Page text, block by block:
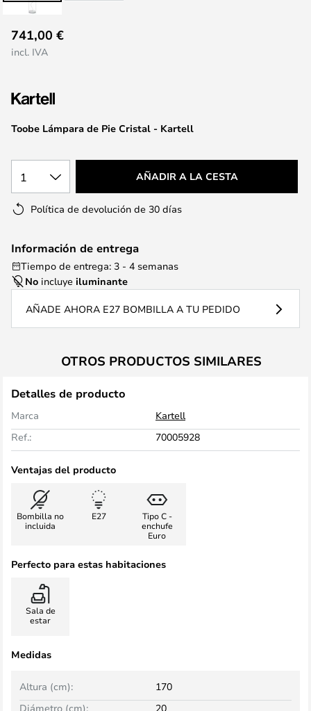
comienzo
la
galería
deToobe Lámpara de Pie Cristal - Kartell
741,00 €
incl. IVA
1 AÑADIR A LA CESTA
Política de devolución de 30 días
Información de entrega
Tiempo de entrega: 3 - 4 semanas
No incluye iluminante
AÑADE AHORA E27 BOMBILLA A TU PEDIDO
OTROS PRODUCTOS SIMILARES
Detalles de producto
Marca
Kartell
Ref.:
70005928
Ventajas del producto
Bombilla no
incluida
E27
Tipo C -
enchufe
Euro
Perfecto para estas habitaciones
Sala de
estar
Medidas
Altura (cm):
170
Diámetro (cm):
20